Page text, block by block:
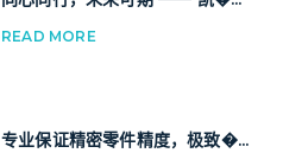
READ MORE
专业保证精密零件精度，极致�...